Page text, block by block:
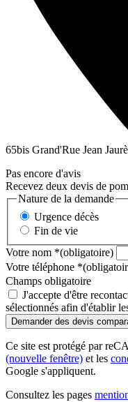
65bis Grand'Rue Jean
Pas encore d'avis
Recevez deux devis de
Nature de la demande
Urgence décès
Fin de vie
Votre nom *(obligatoire)
Votre téléphone *
Champs obligatoire
J'accepte d'être
sélectionnés afin d'établir
Ce site est protégé par
(nouvelle fenêtre) et les
Google s'appliquent.
Consultez les pages